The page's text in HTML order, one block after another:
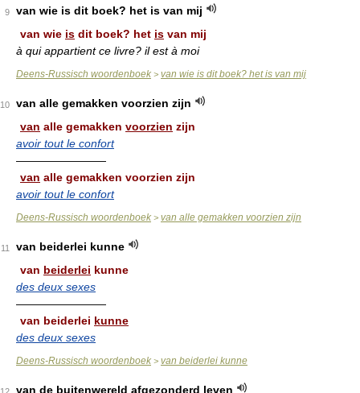
9
van wie is dit boek? het is van mij
van wie is dit boek? het is van mij
à qui appartient ce livre? il est à moi
Deens-Russisch woordenboek > van wie is dit boek? het is van mij
10
van alle gemakken voorzien zijn
van alle gemakken voorzien zijn
avoir tout le confort
————————
van alle gemakken voorzien zijn
avoir tout le confort
Deens-Russisch woordenboek > van alle gemakken voorzien zijn
11
van beiderlei kunne
van beiderlei kunne
des deux sexes
————————
van beiderlei kunne
des deux sexes
Deens-Russisch woordenboek > van beiderlei kunne
van de buitenwereld afgezonderd leven